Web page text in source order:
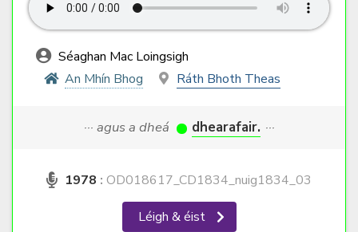
Séaghan Mac Loingsigh
An Mhín Bhog
Ráth Bhoth Theas
··· agus a dheá dhearafair. ···
1978 : OD018617_CD1834_nuig1834_03
Léigh & éist